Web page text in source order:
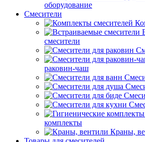
оборудование
Смесители
смесители
раковин-чаш
комплекты
Краны,